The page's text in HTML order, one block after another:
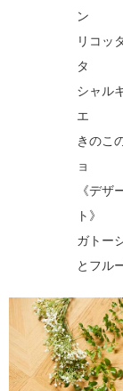
リコッ
シャル
きのこ
《デザ
ガトー
とフル